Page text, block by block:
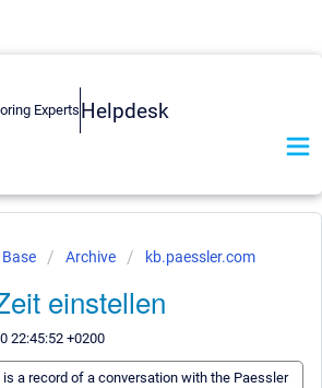
Helpdesk
Archive kb.paessler.com
einstellen
22:45:52 +0200
a record of a conversation with the Paessler